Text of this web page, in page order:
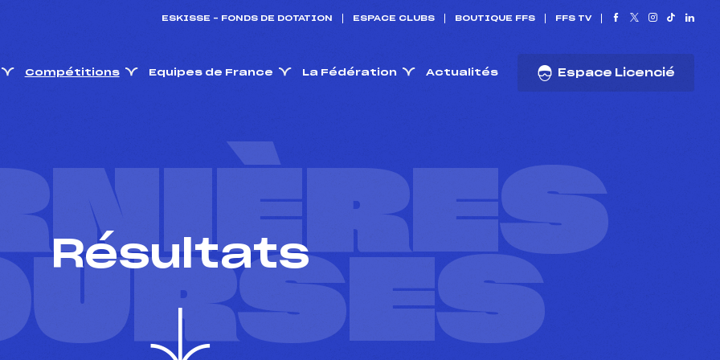
ESKISSE – FONDS DE DOTATION ESPACE CLUBS BOUTIQUE FFS FFS TV
Compétitions Equipes de France La Fédération Actualités Espace Licencié
Résultats